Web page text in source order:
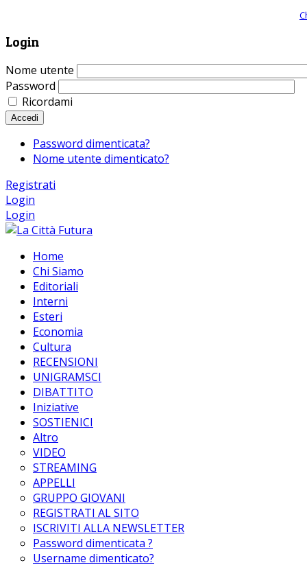
Login
Nome utente
Password
Ricordami
Accedi
Password dimenticata?
Nome utente dimenticato?
Registrati
Login
Login
Home
Chi Siamo
Editoriali
Interni
Esteri
Economia
Cultura
RECENSIONI
UNIGRAMSCI
DIBATTITO
Iniziative
SOSTIENICI
Altro
VIDEO
STREAMING
APPELLI
GRUPPO GIOVANI
REGISTRATI AL SITO
ISCRIVITI ALLA NEWSLETTER
Password dimenticata ?
Username dimenticato?